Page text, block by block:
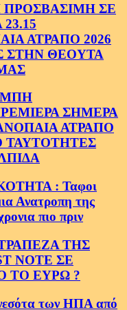
ΣΕ
ΑΤΡΑΠΟ 2026
ΣΤΗΝ ΘΕΟΥΤΑ
ΣΗΜΕΡΑ
ΑΤΡΑΠΟ
ΤΑΥΤΟΤΗΤΕΣ
: Ταφοι
Ανατροπη της
πιο πριν
ΤΗΣ
NOTE ΣΕ
ΤΟ ΕΥΡΩ ?
των ΗΠΑ από